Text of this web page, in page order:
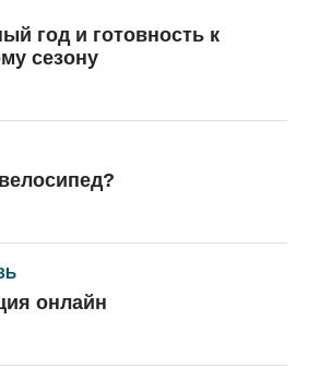
год и готовность к
сезону
онлайн